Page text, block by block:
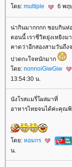
ดย: multiple 6 พฤ
น่ากินมากกกก ชอบกินห่
ตอนนี้ เราชีวิตยุ่งเหยิงม
คาดว่าอีกสองสามวันถึง
ปวดกะใจหนักมาก
ดย: nonnoiGiwGiw
13:54:30 น.
นังโรสแมรี่โผล่มาที่
อาหารไทยจนได้ค่ะคุณ
ดย: หอมกร
น.